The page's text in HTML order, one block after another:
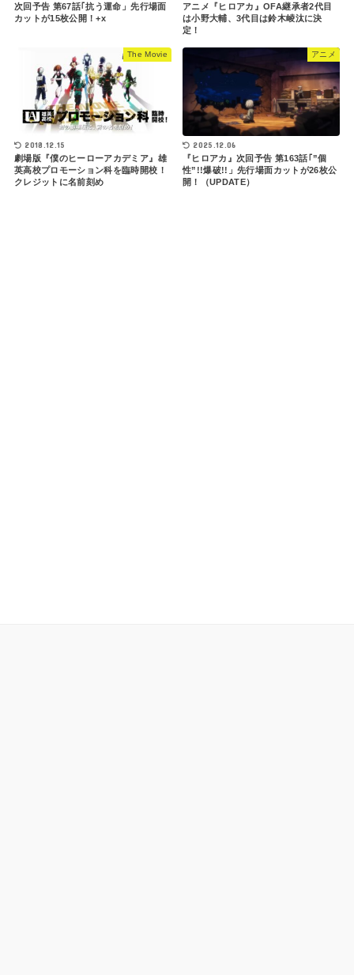
次回予告 第67話｢抗う運命」先行場面
カットが15枚公開！+x
アニメ『ヒロアカ』OFA継承者2代目
は小野大輔、3代目は鈴木崚汰に決
定！
The Movie
2018.12.15
劇場版『僕のヒーローアカデミア』雄
英高校プロモーション科を臨時開校！
クレジットに名前刻め
アニメ
2025.12.06
『ヒロアカ』次回予告 第163話｢”個
性”!!爆破!!」先行場面カットが26枚公
開！（UPDATE）